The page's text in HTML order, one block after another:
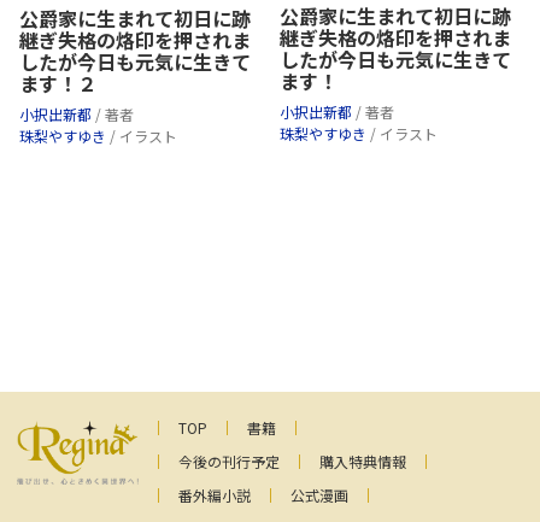
公爵家に生まれて初日に跡
継ぎ失格の烙印を押されま
したが今日も元気に生きて
ます！２
小択出新都 / 著者
珠梨やすゆき / イラスト
公爵家に生まれて初日に跡
継ぎ失格の烙印を押されま
したが今日も元気に生きて
ます！
小択出新都 / 著者
珠梨やすゆき / イラスト
TOP
書籍
今後の刊行予定
購入特典情報
番外編小説
公式漫画